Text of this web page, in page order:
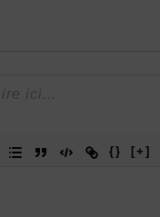
{} [+]